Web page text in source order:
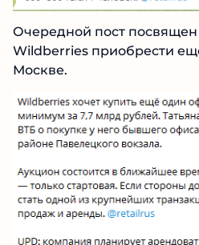
Очередной пост
Wildberries приобрести
Москве.